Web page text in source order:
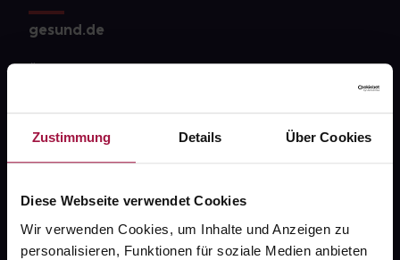
Zustimmung Details Über Cookies
Diese Webseite verwendet Cookies
Wir verwenden Cookies, um Inhalte und Anzeigen zu
personalisieren, Funktionen für soziale Medien anbieten
gesund.de
Newsletter
PAYBACK
gesund-versorger.de